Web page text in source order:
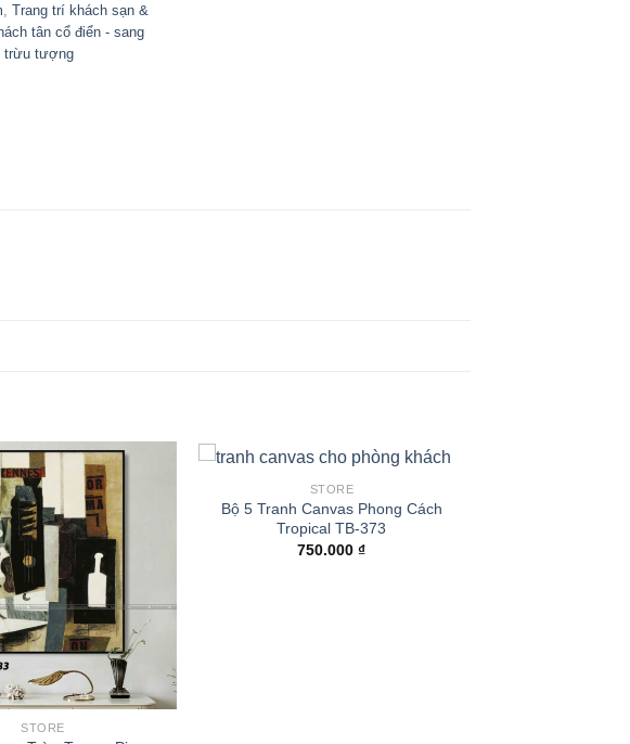
Trang trí khách sạn &
tân cổ điển - sang
trừu tượng
STORE
STORE
Bộ 5 Tranh Canvas Phong Cách
Tropical TB-373
750.000₫